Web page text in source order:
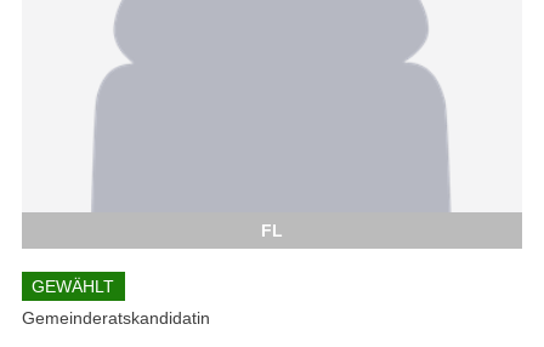
FL
GEWÄHLT
Gemeinderatskandidatin